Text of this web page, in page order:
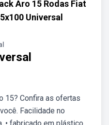
Aro 15 Rodas Fiat
Universal
15? Confira as ofertas
Facilidade no